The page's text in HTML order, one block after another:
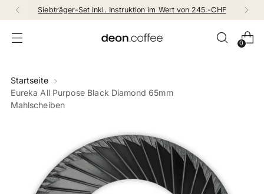
Siebträger-Set inkl. Instruktion im Wert von 245.-CHF
0
Startseite
Eureka All Purpose Black Diamond 65mm
Mahlscheiben